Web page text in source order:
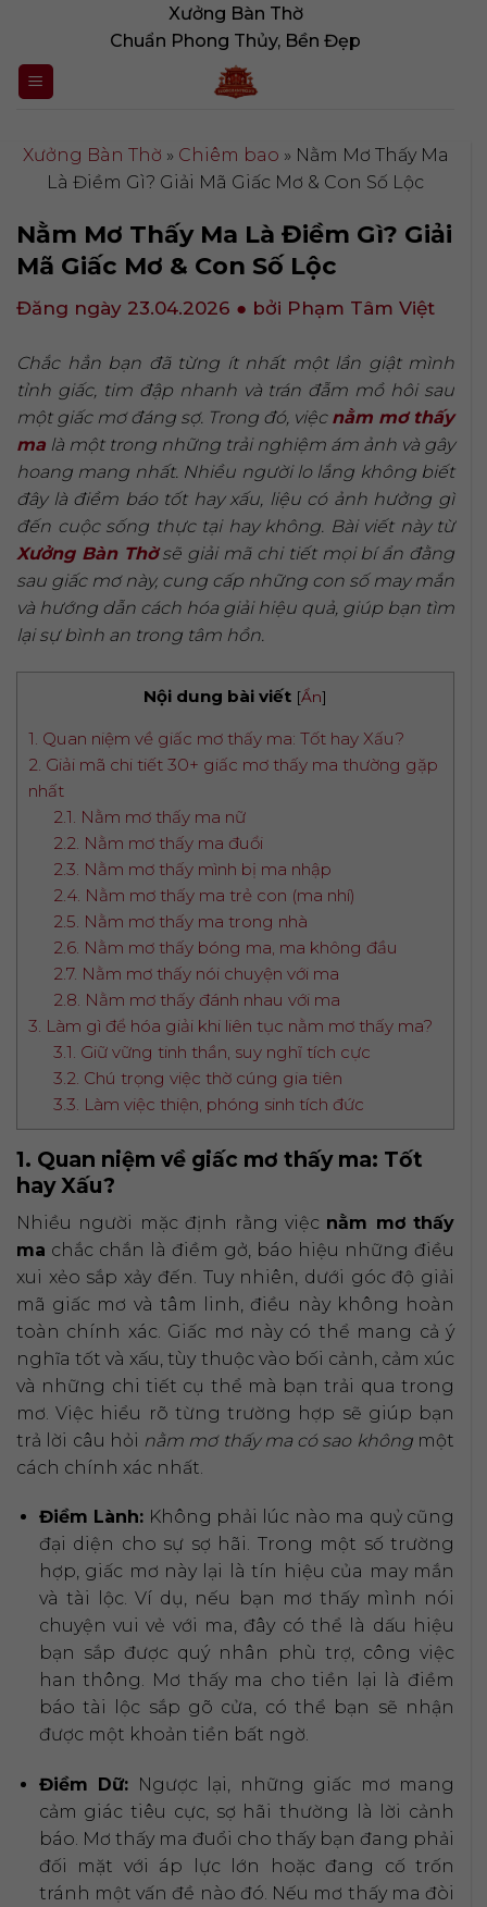
nội
dung
Xưởng Bàn Thờ
Chuẩn Phong Thủy, Bền Đẹp
Xưởng Bàn Thờ » Chiêm bao » Nằm Mơ Thấy Ma
Là Điềm Gì? Giải Mã Giấc Mơ & Con Số Lộc
Nằm Mơ Thấy Ma Là Điềm Gì? Giải
Mã Giấc Mơ & Con Số Lộc
Đăng ngày 23.04.2026 ● bởi Phạm Tâm Việt
Chắc hẳn bạn đã từng ít nhất một lần giật mình
tỉnh giấc, tim đập nhanh và trán đẫm mồ hôi sau
một giấc mơ đáng sợ. Trong đó, việc nằm mơ thấy
ma là một trong những trải nghiệm ám ảnh và gây
hoang mang nhất. Nhiều người lo lắng không biết
đây là điềm báo tốt hay xấu, liệu có ảnh hưởng gì
đến cuộc sống thực tại hay không. Bài viết này từ
Xưởng Bàn Thờsẽ giải mã chi tiết mọi bí ẩn đằng
sau giấc mơ này, cung cấp những con số may mắn
và hướng dẫn cách hóa giải hiệu quả, giúp bạn tìm
lại sự bình an trong tâm hồn.
Nội dung bài viết [Ẩn]
1. Quan niệm về giấc mơ thấy ma: Tốt hay Xấu?
2. Giải mã chi tiết 30+ giấc mơ thấy ma thường gặp
nhất
2.1. Nằm mơ thấy ma nữ
2.2. Nằm mơ thấy ma đuổi
2.3. Nằm mơ thấy mình bị ma nhập
2.4. Nằm mơ thấy ma trẻ con (ma nhí)
2.5. Nằm mơ thấy ma trong nhà
2.6. Nằm mơ thấy bóng ma, ma không đầu
2.7. Nằm mơ thấy nói chuyện với ma
2.8. Nằm mơ thấy đánh nhau với ma
3. Làm gì để hóa giải khi liên tục nằm mơ thấy ma?
3.1. Giữ vững tinh thần, suy nghĩ tích cực
3.2. Chú trọng việc thờ cúng gia tiên
3.3. Làm việc thiện, phóng sinh tích đức
1. Quan niệm về giấc mơ thấy ma: Tốt
hay Xấu?
Nhiều người mặc định rằng việc nằm mơ thấy
ma chắc chắn là điềm gở, báo hiệu những điều
xui xẻo sắp xảy đến. Tuy nhiên, dưới góc độ giải
mã giấc mơ và tâm linh, điều này không hoàn
toàn chính xác. Giấc mơ này có thể mang cả ý
nghĩa tốt và xấu, tùy thuộc vào bối cảnh, cảm xúc
và những chi tiết cụ thể mà bạn trải qua trong
mơ. Việc hiểu rõ từng trường hợp sẽ giúp bạn
trả lời câu hỏi nằm mơ thấy ma có sao khôngmột
cách chính xác nhất.
Điềm Lành: Không phải lúc nào ma quỷ cũng
đại diện cho sự sợ hãi. Trong một số trường
hợp, giấc mơ này lại là tín hiệu của may mắn
và tài lộc. Ví dụ, nếu bạn mơ thấy mình nói
chuyện vui vẻ với ma, đây có thể là dấu hiệu
bạn sắp được quý nhân phù trợ, công việc
han thông. Mơ thấy ma cho tiền lại là điềm
báo tài lộc sắp gõ cửa, có thể bạn sẽ nhận
được một khoản tiền bất ngờ.
Điềm Dữ: Ngược lại, những giấc mơ mang
cảm giác tiêu cực, sợ hãi thường là lời cảnh
báo. Mơ thấy ma đuổi cho thấy bạn đang phải
đối mặt với áp lực lớn hoặc đang cố trốn
tránh một vấn đề nào đó. Nếu mơ thấy ma đòi